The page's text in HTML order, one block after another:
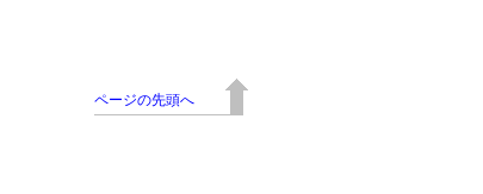
ページの先頭へ